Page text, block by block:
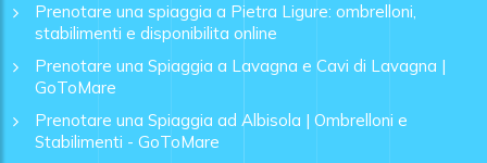
Prenotare una spiaggia a Pietra Ligure: ombrelloni,
stabilimenti e disponibilita online
Prenotare una Spiaggia a Lavagna e Cavi di Lavagna |
GoToMare
Prenotare una Spiaggia ad Albisola | Ombrelloni e
Stabilimenti - GoToMare